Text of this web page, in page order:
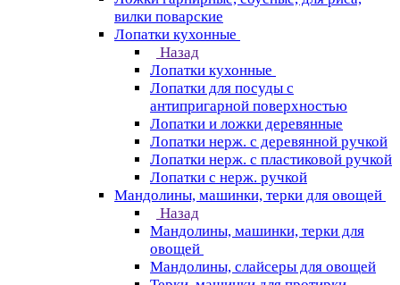
вилки поварские
Лопатки кухонные
Назад
Лопатки кухонные
Лопатки для посуды с
антипригарной поверхностью
Лопатки и ложки деревянные
Лопатки нерж. с деревянной ручкой
Лопатки нерж. с пластиковой ручкой
Лопатки с нерж. ручкой
Мандолины, машинки, терки для овощей
Назад
Мандолины, машинки, терки для
овощей
Мандолины, слайсеры для овощей